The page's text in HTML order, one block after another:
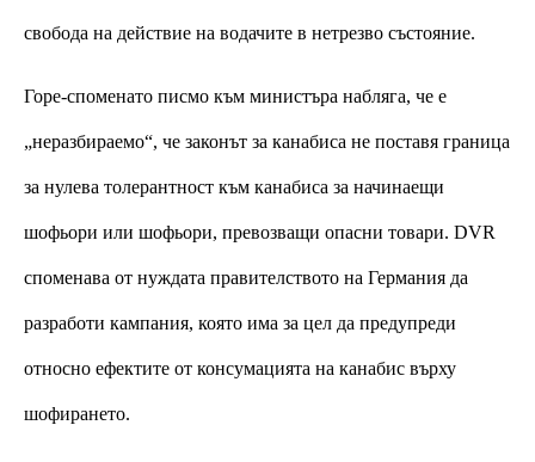
свобода на действие на водачите в нетрезво състояние.
Горе-споменато писмо към министъра набляга, че е
„неразбираемо“, че законът за канабиса не поставя граница
за нулева толерантност към канабиса за начинаещи
шофьори или шофьори, превозващи опасни товари. DVR
споменава от нуждата правителството на Германия да
разработи кампания, която има за цел да предупреди
относно ефектите от консумацията на канабис върху
шофирането.